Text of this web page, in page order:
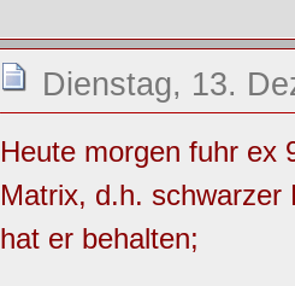
Dienstag, 13.
Heute morgen fuhr ex
Matrix, d.h. schwarzer
hat er behalten;